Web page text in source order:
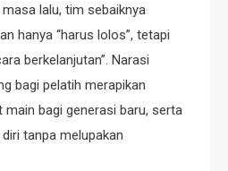
lalu, tim sebaiknya
hanya “harus lolos”, tetapi
berkelanjutan”. Narasi
bagi pelatih merapikan
bagi generasi baru, serta
tanpa melupakan